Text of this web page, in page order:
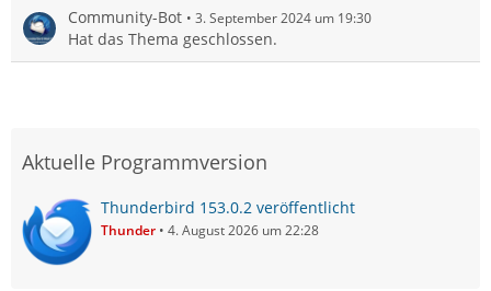
Community-Bot 3. September 2024 um 19:30
Hat das Thema geschlossen.
Aktuelle Programmversion
Thunderbird 153.0.2 veröffentlicht
Thunder 4. August 2026 um 22:28